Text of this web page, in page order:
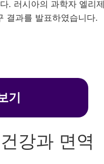
. 러시아의 과학자 엘리제
결과를 발표하였습니다.
기
강과 면역